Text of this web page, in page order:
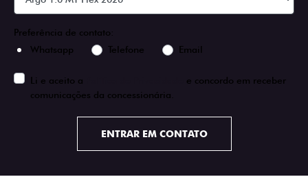
Preferência de contato:
Whatsapp
Telefone Email
Li e aceito a
e concordo em receber
comunicações da concessionária.
ENTRAR EM CONTATO